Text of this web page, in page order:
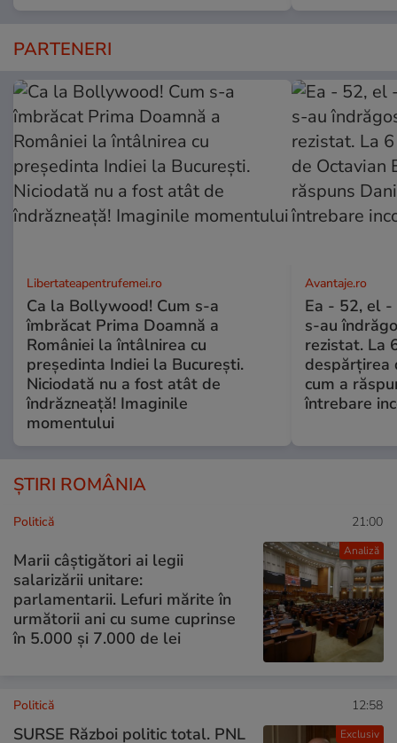
PARTENERI
Libertateapentrufemei.ro
Ca la Bollywood! Cum s-a
îmbrăcat Prima Doamnă a
României la întâlnirea cu
președinta Indiei la București.
Niciodată nu a fost atât de
îndrăzneață! Imaginile
momentului
Avantaje.ro
Ea - 52, el -
s-au
rezistat. La
despărțirea
cum a
întrebare
ȘTIRI ROMÂNIA
Analiză
Politică 21:00
Marii câștigători ai legii
salarizării unitare:
parlamentarii. Lefuri mărite în
următorii ani cu sume cuprinse
în 5.000 și 7.000 de lei
Exclusiv
Politică 12:58
SURSE Război politic total. PNL